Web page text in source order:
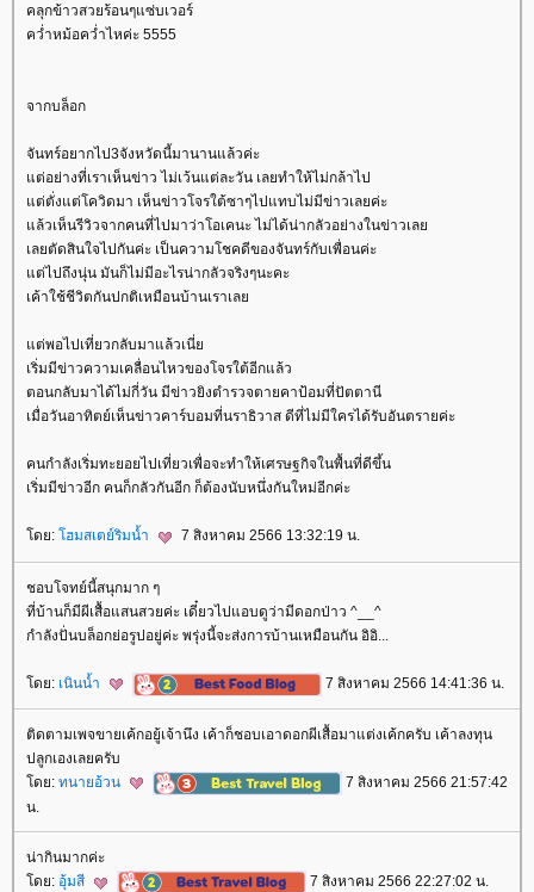
คลุกข้าวสวยร้อนๆแซ่บเวอร์
คว่ำหม้อคว่ำไหค่ะ 5555
จากบล็อก
จันทร์อยากไป3จังหวัดนี้มานานแล้วค่ะ
ต่อย่างที่เราเห็นข่าว ไม่เว้นแต่ละวัน เลยทำให้ไม่กล้าไป
ต่ตั่งแต่โควิดมา เห็นข่าวโจรใต้ซาๆไปแทบไม่มีข่าวเลยค่ะ
ล้วเห็นรีวิวจากคนที่ไปมาว่าโอเคนะ ไม่ได้น่ากลัวอย่างในข่าวเล
เลยตัดสินใจไปกันค่ะ เป็นความโชคดีของจันทร์กับเพื่อนค่ะ
ต่ไปถึงนุ่น มันก็ไม่มีอะไรน่ากลัวจริงๆนะคะ
เค้าใช้ชีวิตกันปกติเหมือนบ้านเราเล
ต่พอไปเที่ยวกลับมาแล้วเนี่
เริ่มมีข่าวความเคลื่อนไหวของโจรใต้อีกแล้ว
ตอนกลับมาได้ไม่กี่วัน มีข่าวยิงตำรวจตายคาป้อมที่ปัตตานี
เมื่อวันอาทิตย์เห็นข่าวคาร์บอมที่นราธิวาส ดีที่ไม่มีใครได้รับอันตรายค่ะ
คนกำลังเริ่มทะยอยไปเที่ยวเพื่อจะทำให้เศรษฐกิจในพื้นที่ดีขึ้น
เริ่มมีข่าวอีก คนก็กลัวกันอีก ก็ต้องนับหนึ่งกันใหม่อีกค่ะ
ดย: ฮมสเตย์ริมน้ำ 7 สิงหาคม 2566 13:32:19 น.
ชอบโจทย์นี้สนุกมาก ๆ
ที่บ้านก็มีผีเสื้อแสนสวยค่ะ เดี๋ยวไปแอบดูว่ามีดอกป่าว ^__^
กำลังปั่นบล็อกย่อรูปอยู่ค่ะ พรุ่งนี้จะส่งการบ้านเหมือนกัน อิอิ...
ดย: เนินน้ำ 7 สิงหาคม 2566 14:41:36 น.
ติดตามเพจขายเค้กอยู้เจ้านึง เค้าก็ชอบเอาดอกผีเสื้อมาแต่งเค้กครับ เค้าลงทุน
ปลูกเองเลยครับ
ดย: ทนายอ้วน
7 สิงหาคม 2566 21:57:42
น.
น่ากินมากค่ะ
ดย: อุ้มสี 7 สิงหาคม 2566 22:27:02 น.